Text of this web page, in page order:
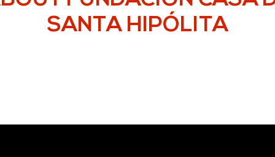
SANTA HIPÓLITA